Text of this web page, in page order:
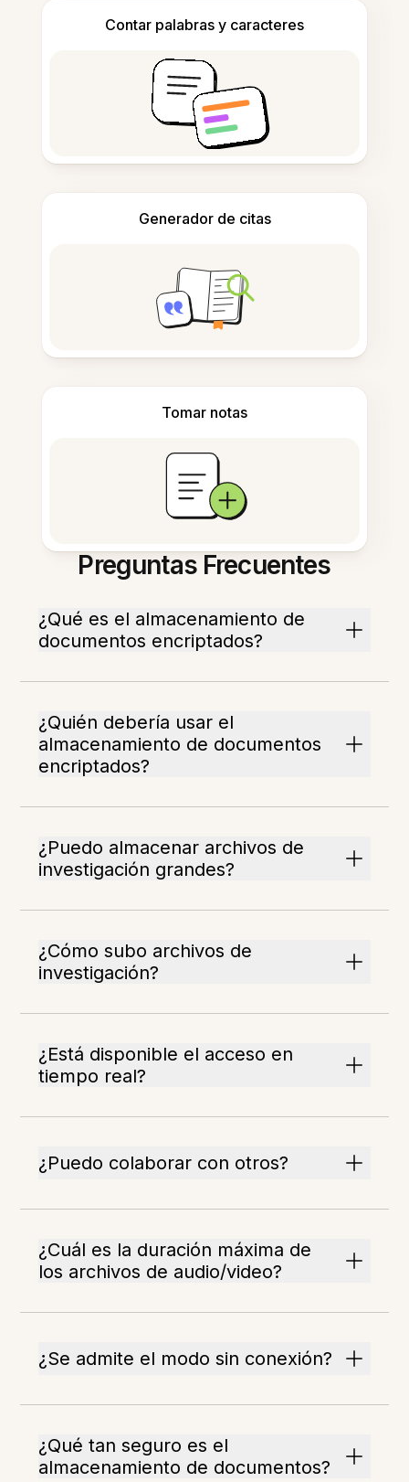
Contar palabras y caracteres
Generador de citas
Tomar notas
Preguntas Frecuentes
¿Qué es el almacenamiento de
documentos encriptados?
¿Quién debería usar el
almacenamiento de documentos
encriptados?
¿Puedo almacenar archivos de
investigación grandes?
¿Cómo subo archivos de
investigación?
¿Está disponible el acceso en
tiempo real?
¿Puedo colaborar con otros?
¿Cuál es la duración máxima de
los archivos de audio/video?
¿Se admite el modo sin conexión?
¿Qué tan seguro es el
almacenamiento de documentos?